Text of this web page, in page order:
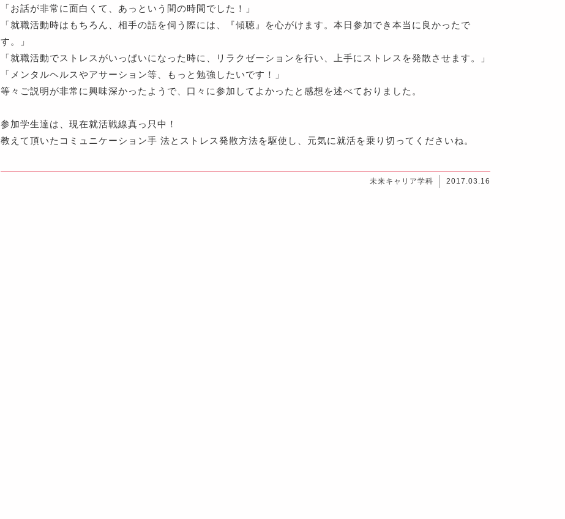
「お話が非常に面白くて、あっという間の時間でした！」
「就職活動時はもちろん、相手の話を伺う際には、『傾聴』を心がけます。本日参加でき本当に良かったで
す。」
「就職活動でストレスがいっぱいになった時に、リラクゼーションを行い、上手にストレスを発散させます。」
「メンタルヘルスやアサーション等、もっと勉強したいです！」
等々ご説明が非常に興味深かったようで、口々に参加してよかったと感想を述べておりました。
参加学生達は、現在就活戦線真っ只中！
教えて頂いたコミュニケーション手 法とストレス発散方法を駆使し、元気に就活を乗り切ってくださいね。
未来キャリア学科 2017.03.16